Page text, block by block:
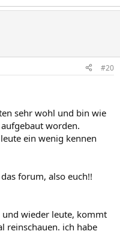
#20
sehr wohl und bin wie
worden.
ein wenig kennen
forum, also euch!!
wieder leute, kommt
reinschauen. ich habe